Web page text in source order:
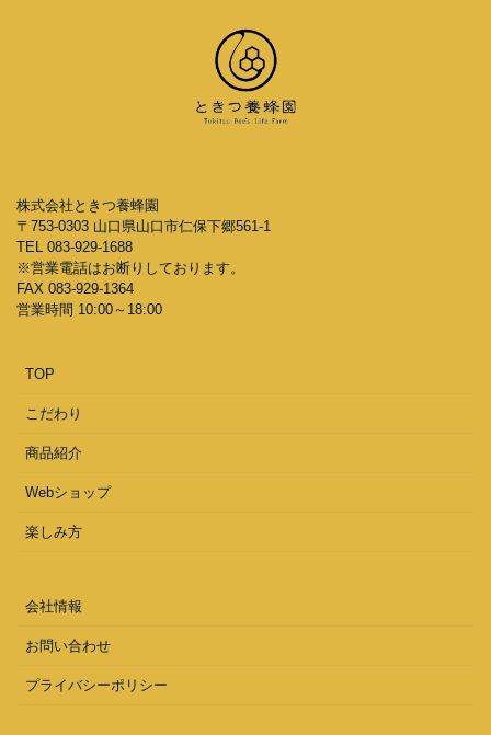
株式会社ときつ養蜂園
〒753-0303 山口県山口市仁保下郷561-1
TEL 083-929-1688
※営業電話はお断りしております。
FAX 083-929-1364
営業時間 10:00～18:00
TOP
こだわり
商品紹介
Webショップ
楽しみ方
会社情報
お問い合わせ
プライバシーポリシー